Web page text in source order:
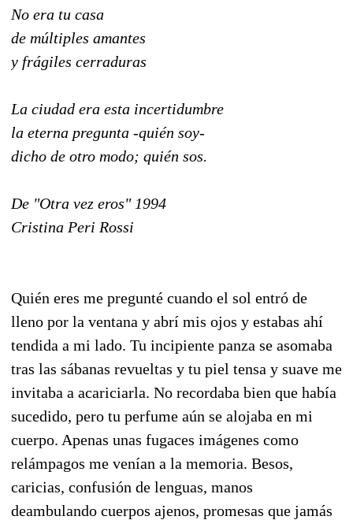
No era tu casa
de múltiples amantes
y frágiles cerraduras
La ciudad era esta incertidumbre
la eterna pregunta -quién soy-
dicho de otro modo; quién sos.
De "Otra vez eros" 1994
Cristina Peri Rossi
Quién eres me pregunté cuando el sol entró de
lleno por la ventana y abrí mis ojos y estabas ahí
tendida a mi lado. Tu incipiente panza se asomaba
tras las sábanas revueltas y tu piel tensa y suave me
invitaba a acariciarla. No recordaba bien que había
sucedido, pero tu perfume aún se alojaba en mi
cuerpo. Apenas unas fugaces imágenes como
relámpagos me venían a la memoria. Besos,
caricias, confusión de lenguas, manos
deambulando cuerpos ajenos, promesas que jamás